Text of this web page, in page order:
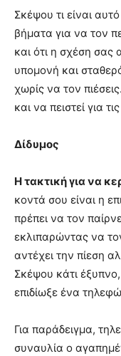
Σκέψου τι είναι
βήματα για να τον
και ότι η σχέση σας
υπομονή και
χωρίς να τον
και να πειστεί για
Δίδυμος
Η τακτική για να
κοντά σου είναι η
πρέπει να τον
εκλιπαρώντας να
αντέχει την πίεση
Σκέψου κάτι
επιδίωξε ένα
Για παράδειγμα,
συναυλία ο